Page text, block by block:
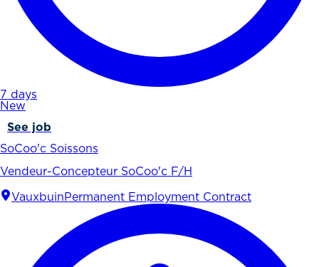
7 days
New
See job
SoCoo'c Soissons
Vendeur-Concepteur SoCoo'c F/H
Vauxbuin Permanent Employment Contract